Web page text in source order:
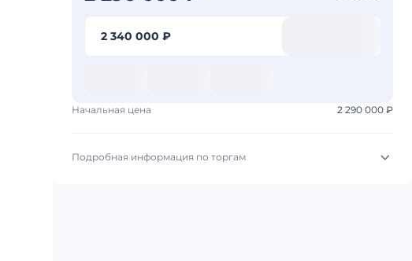
2 340 000 ₽
Начальная цена 2 290 000 ₽
Подробная информация по торгам